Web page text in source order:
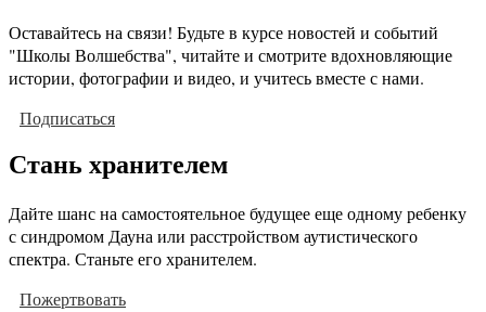
Оставайтесь на связи! Будьте в курсе новостей и событий
"Школы Волшебства", читайте и смотрите вдохновляющие
истории, фотографии и видео, и учитесь вместе с нами.
Подписаться
Стань хранителем
Дайте шанс на самостоятельное будущее еще одному ребенку
с синдромом Дауна или расстройством аутистического
спектра. Станьте его хранителем.
Пожертвовать